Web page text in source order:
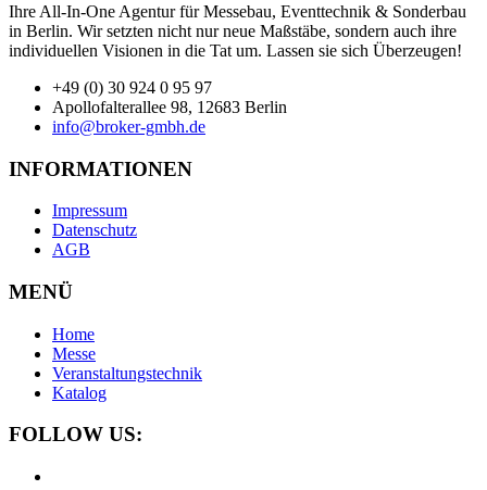
Ihre All-In-One Agentur für Messebau, Eventtechnik & Sonderbau
in Berlin. Wir setzten nicht nur neue Maßstäbe, sondern auch ihre
individuellen Visionen in die Tat um. Lassen sie sich Überzeugen!
+49 (0) 30 924 0 95 97
Apollofalterallee 98, 12683 Berlin
info@broker-gmbh.de
INFORMATIONEN
Impressum
Datenschutz
AGB
MENÜ
Home
Messe
Veranstaltungstechnik
Katalog
FOLLOW US: